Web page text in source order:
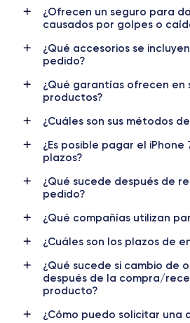
Pantalla
IPS LCD 5.5 pulgadas 1080
Nombre CPU
Apple A10 Fusion 4
Nombre GPU
PowerVR GT7600 GPU
Frec.
Cámara
Resolución vídeo
Batería
2900 mAh
¿Ofrecen un seguro para
causados por golpes o
¿Qué accesorios se
pedido?
¿Qué garantías ofrecen en
productos?
¿Cuáles son sus métodos
¿Es posible pagar el iPhone
plazos?
¿Qué sucede después de
pedido?
¿Qué compañías utilizan
¿Cuáles son los plazos de
¿Qué sucede si cambio de
después de la compra/
producto?
¿Cómo puedo solicitar una